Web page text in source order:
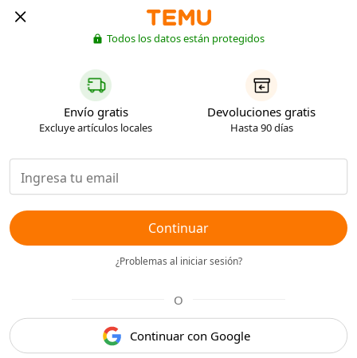
Todos los datos están protegidos
Envío gratis
Excluye artículos locales
Devoluciones gratis
Hasta 90 días
Continuar
¿Problemas al iniciar sesión?
O
Continuar con Google